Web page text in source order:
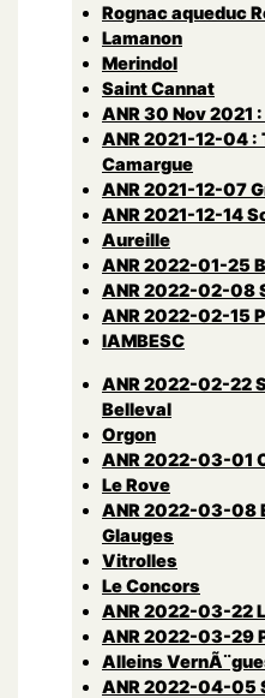
Rognac aqueduc
Lamanon
Merindol
Saint Cannat
ANR 30 Nov 2021
ANR 2021-12-04 :
Camargue
ANR 2021-12-07
ANR 2021-12-14
Aureille
ANR 2022-01-25
ANR 2022-02-08
ANR 2022-02-15
lAMBESC
ANR 2022-02-22
Belleval
Orgon
ANR 2022-03-01
Le Rove
ANR 2022-03-08
Glauges
Vitrolles
Le Concors
ANR 2022-03-22
ANR 2022-03-29
Alleins
ANR 2022-04-05